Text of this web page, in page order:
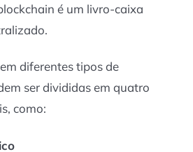
é um livro-caixa
diferentes tipos de
ser divididas em quatro
como: